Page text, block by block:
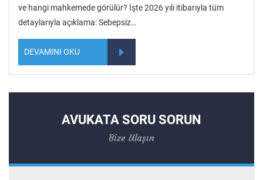
ve hangi mahkemede görülür? İşte 2026 yılı itibarıyla tüm
detaylarıyla açıklama: Sebepsiz…
DEVAMINI OKU
AVUKATA SORU SORUN
Bize Ulaşın